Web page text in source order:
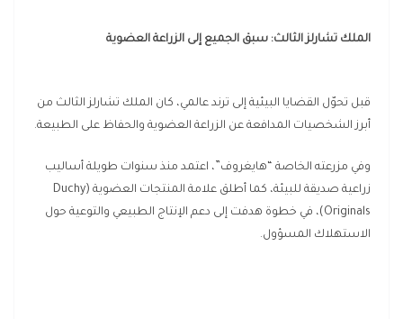
الملك تشارلز الثالث: سبق الجميع إلى الزراعة العضوية
قبل تحوّل القضايا البيئية إلى ترند عالمي، كان الملك تشارلز الثالث من
أبرز الشخصيات المدافعة عن الزراعة العضوية والحفاظ على الطبيعة.
وفي مزرعته الخاصة “هايغروف”، اعتمد منذ سنوات طويلة أساليب
زراعية صديقة للبيئة، كما أطلق علامة المنتجات العضوية (Duchy
Originals)، في خطوة هدفت إلى دعم الإنتاج الطبيعي والتوعية حول
الاستهلاك المسؤول.